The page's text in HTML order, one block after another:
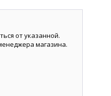
от указанной.
магазина.